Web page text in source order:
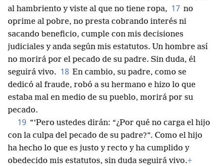
al hambriento y viste al que no tiene ropa, 17 no
oprime al pobre, no presta cobrando interés ni
sacando beneficio, cumple con mis decisiones
judiciales y anda según mis estatutos. Un hombre así
no morirá por el pecado de su padre. Sin duda, él
seguirá vivo. 18 En cambio, su padre, como se
dedicó al fraude, robó a su hermano e hizo lo que
estaba mal en medio de su pueblo, morirá por su
pecado.
19 ”’Pero ustedes dirán: “¿Por qué no carga el hijo
con la culpa del pecado de su padre?”. Como el hijo
ha hecho lo que es justo y recto y ha cumplido y
obedecido mis estatutos, sin duda seguirá vivo.+